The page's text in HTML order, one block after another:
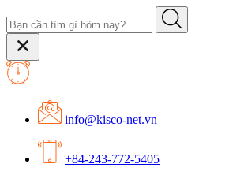
info@kisco-net.vn
+84-243-772-5405